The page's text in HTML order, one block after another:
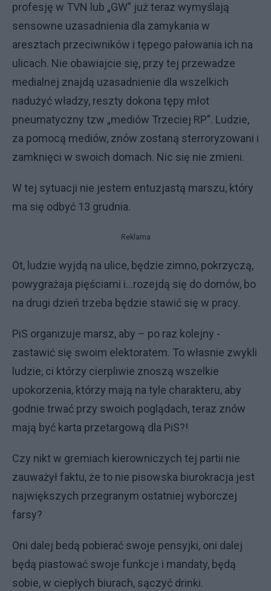
profesję w TVN lub „GW” już teraz wymyślają
sensowne uzasadnienia dla zamykania w
aresztach przeciwników i tępego pałowania ich na
ulicach. Nie obawiajcie się, przy tej przewadze
medialnej znajdą uzasadnienie dla wszelkich
nadużyć władzy, reszty dokona tępy młot
pneumatyczny tzw „mediów Trzeciej RP”. Ludzie,
za pomocą mediów, znów zostaną sterroryzowani i
zamknięci w swoich domach. Nic się nie zmieni.
W tej sytuacji nie jestem entuzjastą marszu, który
ma się odbyć 13 grudnia.
Reklama
Ot, ludzie wyjdą na ulice, będzie zimno, pokrzyczą,
powygrażaja pięściami i...rozejdą się do domów, bo
na drugi dzień trzeba będzie stawić się w pracy.
PiS organizuje marsz, aby – po raz kolejny -
zastawić się swoim elektoratem. To własnie zwykli
ludzie, ci którzy cierpliwie znoszą wszelkie
upokorzenia, którzy mają na tyle charakteru, aby
godnie trwać przy swoich poglądach, teraz znów
mają być karta przetargową dla PiS?!
Czy nikt w gremiach kierowniczych tej partii nie
zauważył faktu, że to nie pisowska biurokracja jest
największych przegranym ostatniej wyborczej
farsy?
Oni dalej bedą pobierać swoje pensyjki, oni dalej
będą piastować swoje funkcje i mandaty, będą
sobie, w ciepłych biurach, sączyć drinki.